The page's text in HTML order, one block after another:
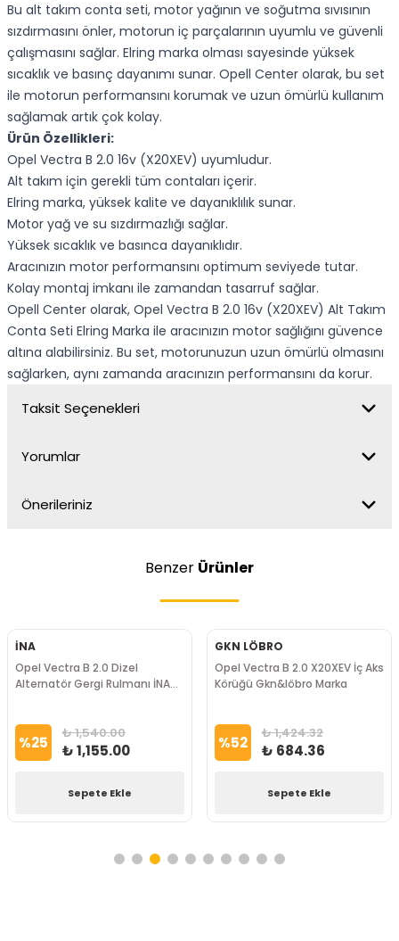
Bu alt takım conta seti, motor yağının ve soğutma sıvısının
sızdırmasını önler, motorun iç parçalarının uyumlu ve güvenli
çalışmasını sağlar. Elring marka olması sayesinde yüksek
sıcaklık ve basınç dayanımı sunar. Opell Center olarak, bu set
ile motorun performansını korumak ve uzun ömürlü kullanım
sağlamak artık çok kolay.
Ürün Özellikleri:
Opel Vectra B 2.0 16v (X20XEV) uyumludur.
Alt takım için gerekli tüm contaları içerir.
Elring marka, yüksek kalite ve dayanıklılık sunar.
Motor yağ ve su sızdırmazlığı sağlar.
Yüksek sıcaklık ve basınca dayanıklıdır.
Aracınızın motor performansını optimum seviyede tutar.
Kolay montaj imkanı ile zamandan tasarruf sağlar.
Opell Center olarak, Opel Vectra B 2.0 16v (X20XEV) Alt Takım
Conta Seti Elring Marka ile aracınızın motor sağlığını güvence
altına alabilirsiniz. Bu set, motorunuzun uzun ömürlü olmasını
sağlarken, aynı zamanda aracınızın performansını da korur.
Taksit Seçenekleri
Yorumlar
Önerileriniz
Benzer Ürünler
İNA
Opel Vectra B 2.0 Dizel
Alternatör Gergi Rulmanı İNA
%25 ₺ 1,540.00
₺ 1,155.00
Sepete Ekle
GKN LÖBRO
Opel Vectra B 2.0 X20XEV İç Aks
Körüğü Gkn&löbro Marka
%52 ₺ 1,424.32
₺ 684.36
Sepete Ekle